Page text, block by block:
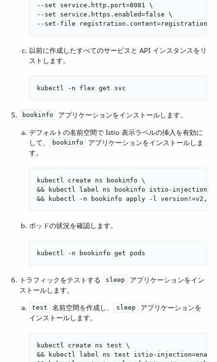
--set service.http.port=8081 \
--set service.https.enabled=false \
--set-file
以前に作成したすべてのサービスと API インスタンスをリ
ストします。
kubectl -n flex get svc
bookinfo
​ アプリケーションをインストールします。
デフォルトの名前空間で Istio 表示ラベルの挿入を有効に
して、​
bookinfo
​ アプリケーションをインストールしま
す。
kubectl create ns bookinfo \
&& kubectl label ns bookinfo istio-
&& kubectl -n bookinfo apply -l
ポッドの状況を確認します。
kubectl -n bookinfo get pods
トラフィックをテストする ​ sleep
​ アプリケーションをイン
ストールします。
test ​ 名前空間を作成し、​ sleep
​ アプリケーションを
インストールします。
kubectl create ns test \
&& kubectl label ns test istio-